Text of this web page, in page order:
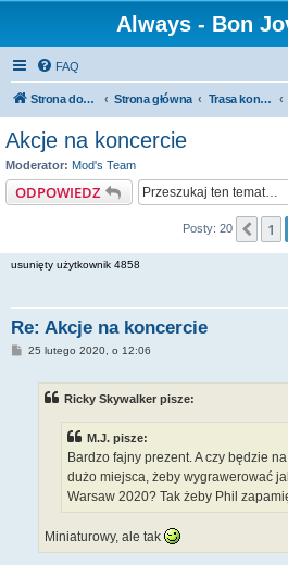
Always - Bon
FAQ
Strona domowa Strona główna Trasa koncertowa
Akcje na koncercie
Moderator: Mod's Team
ODPOWIEDZ
Posty: 20 1
usunięty użytkownik 4858
Re: Akcje na koncercie
P25 lutego 2020, o 12:06
Ricky Skywalker pisze:
M.J. pisze:
Bardzo fajny prezent. A czy będzie
dużo miejsca, żeby wygrawerować
Warsaw 2020? Tak żeby Phil
Miniaturowy, ale tak